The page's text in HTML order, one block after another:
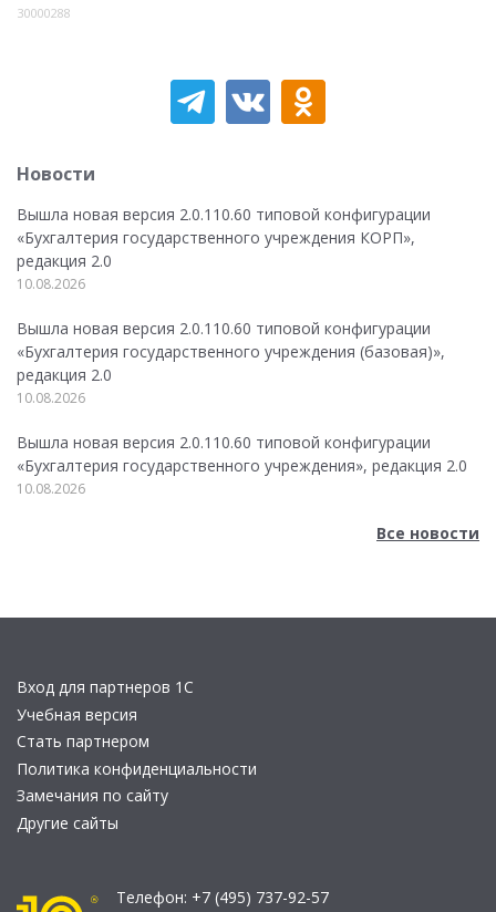
30000288
Новости
Вышла новая версия 2.0.110.60 типовой конфигурации
«Бухгалтерия государственного учреждения КОРП»,
редакция 2.0
10.08.2026
Вышла новая версия 2.0.110.60 типовой конфигурации
«Бухгалтерия государственного учреждения (базовая)»,
редакция 2.0
10.08.2026
Вышла новая версия 2.0.110.60 типовой конфигурации
«Бухгалтерия государственного учреждения», редакция 2.0
10.08.2026
Все новости
Вход для партнеров 1С
Учебная версия
Стать партнером
Политика конфиденциальности
Замечания по сайту
Другие сайты
Телефон: +7 (495) 737-92-57